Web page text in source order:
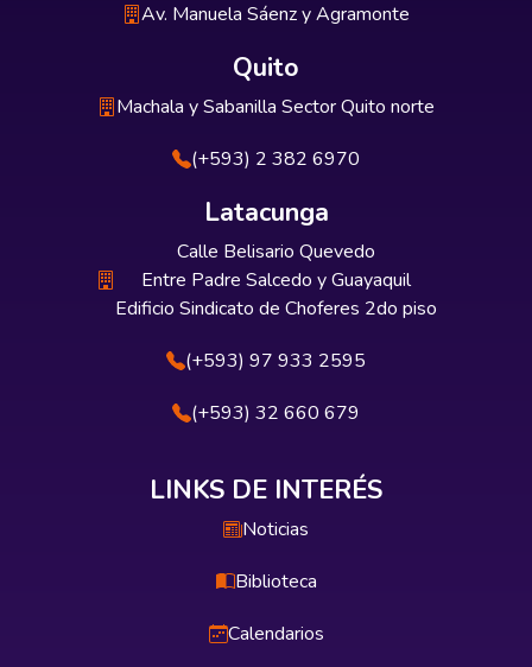
Av. Manuela Sáenz y Agramonte
Quito
Machala y Sabanilla Sector Quito norte
(+593) 2 382 6970
Latacunga
Calle Belisario Quevedo
Entre Padre Salcedo y Guayaquil
Edificio Sindicato de Choferes 2do piso
(+593) 97 933 2595
(+593) 32 660 679
LINKS DE INTERÉS
Noticias
Biblioteca
Calendarios